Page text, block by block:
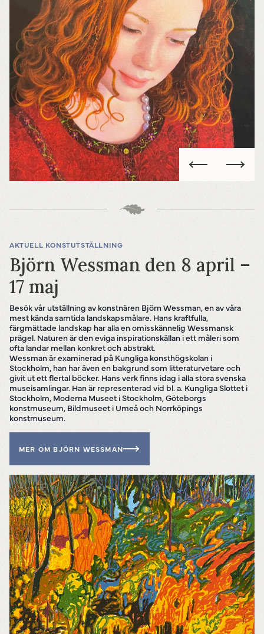
Powered by
AKTUELL KONSTUTSTÄLLNING
Björn Wessman den 8 april –
17 maj
Besök vår utställning av konstnären Björn Wessman, en av våra
mest kända samtida landskapsmålare. Hans kraftfulla,
färgmättade landskap har alla en omisskännelig Wessmansk
prägel. Naturen är den eviga inspirationskällan i ett måleri som
ofta landar mellan konkret och abstrakt.
Wessman är examinerad på Kungliga konsthögskolan i
Stockholm, han har även en bakgrund som litteraturvetare och
givit ut ett flertal böcker. Hans verk finns idag i alla stora svenska
museisamlingar. Han är representerad vid bl. a. Kungliga Slottet i
Stockholm, Moderna Museet i Stockholm, Göteborgs
konstmuseum, Bildmuseet i Umeå och Norrköpings
konstmuseum.
MER OM BJÖRN WESSMAN